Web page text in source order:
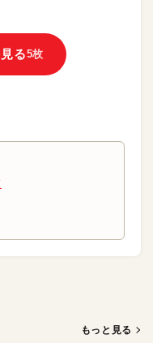
る5枚
もっと見る